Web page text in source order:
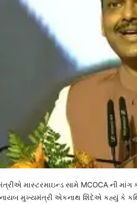
માસ્ટરમાઇન્ડ સામે MCOCA ની માંગ
નાયબ મુખ્યમંત્રી એકનાથ શિંદેએ કહ્યું કે